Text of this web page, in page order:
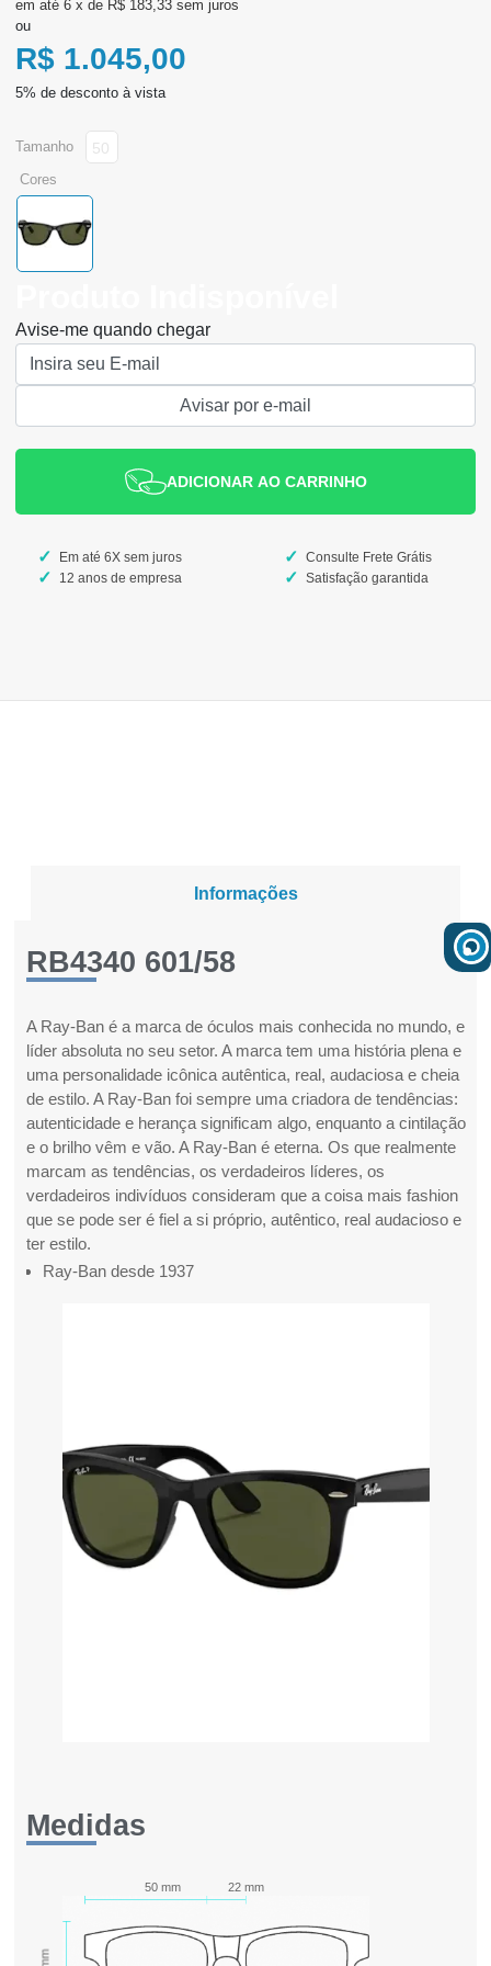
6 x de R$ 183,33 sem juros
ou
R$ 1.045,00
cores
tamanho 50
Avise-me quando chegar
ADICIONAR AO CARRINHO
Em até 6X sem juros
12 anos de empresa
Consulte Frete Grátis
Satisfação garantida
Informações
RB4340 601/58
A Ray-Ban é a marca de óculos mais conhecida no mundo, e
líder absoluta no seu setor. A marca tem uma história plena e
uma personalidade icônica autêntica, real, audaciosa e cheia
de estilo. A Ray-Ban foi sempre uma criadora de tendências:
autenticidade e herança significam algo, enquanto a cintilação
e o brilho vêm e vão. A Ray-Ban é eterna. Os que realmente
marcam as tendências, os verdadeiros líderes, os
verdadeiros indivíduos consideram que a coisa mais fashion
que se pode ser é fiel a si próprio, autêntico, real audacioso e
ter estilo.
Ray-Ban desde 1937
Medidas
50 mm 22 mm